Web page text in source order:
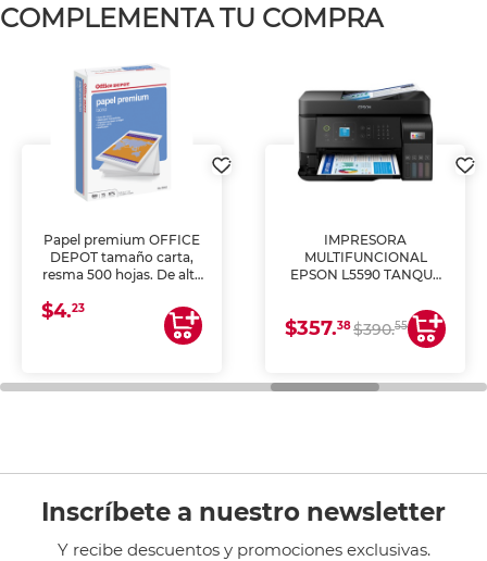
COMPLEMENTA TU COMPRA
Papel premium OFFICE
DEPOT tamaño carta,
resma 500 hojas. De alta
uniforme, ideal para
impresoras de inyección
de tinta y láser,
general de oficina.
$4.23
IMPRESORA
MULTIFUNCIONAL
EPSON L5590 TANQUE
COPIA Y ESCANEA)
$357.38$390.55
Inscríbete a nuestro newsletter
Y recibe descuentos y promociones exclusivas.